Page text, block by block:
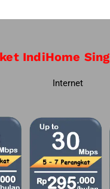
IndiHome
Internet